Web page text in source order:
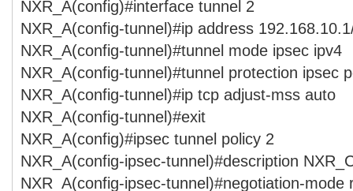
NXR_A(config)#interface tunnel 2
NXR_A(config-tunnel)#ip address
NXR_A(config-tunnel)#tunnel mode ipsec ipv4
NXR_A(config-tunnel)#tunnel protection ipsec
NXR_A(config-tunnel)#ip tcp adjust-mss auto
NXR_A(config-tunnel)#exit
NXR_A(config)#ipsec tunnel policy 2
NXR_A(config-ipsec-tunnel)#description
NXR_A(config-ipsec-tunnel)#negotiation-mode